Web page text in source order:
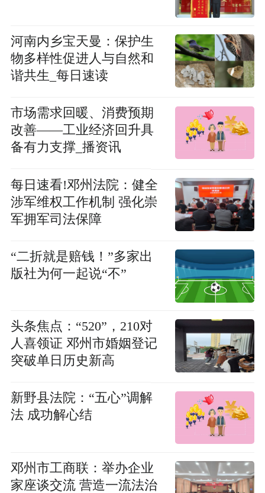
河南内乡宝天曼：保护生
物多样性促进人与自然和
谐共生_每日速读
市场需求回暖、消费预期
改善——工业经济回升具
备有力支撑_播资讯
每日速看!邓州法院：健全
涉军维权工作机制 强化崇
军拥军司法保障
“二折就是赔钱！”多家出
版社为何一起说“不”
头条焦点：“520”，210对
人喜领证 邓州市婚姻登记
突破单日历史新高
新野县法院：“五心”调解
法 成功解心结
邓州市工商联：举办企业
家座谈交流 营造一流法治